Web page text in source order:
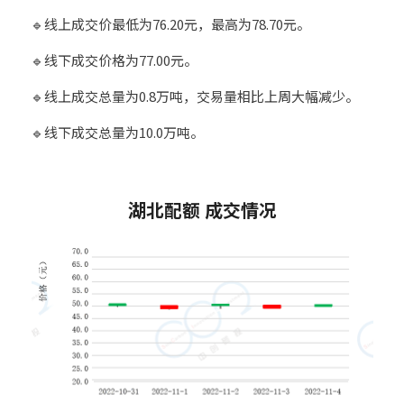
🔹线上成交价最低为76.20元，最高为78.70元。
🔹线下成交价格为77.00元。
🔹线上成交总量为0.8万吨，交易量相比上周大幅减少。
🔹线下成交总量为10.0万吨。
湖北配额 成交情况